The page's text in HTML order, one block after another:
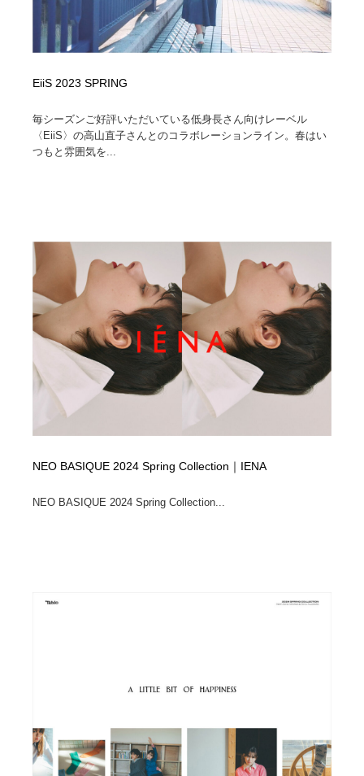
EiiS 2023 SPRING
毎シーズンご好評いただいている低身長さん向けレーベル
〈EiiS〉の高山直子さんとのコラボレーションライン。春はい
つもと雰囲気を...
NEO BASIQUE 2024 Spring Collection｜IENA
NEO BASIQUE 2024 Spring Collection...